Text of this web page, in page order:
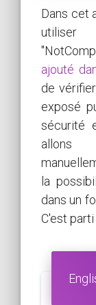
Dans cet
ajouté
de
exposé
sécurité
allons
la
dans un
C'est parti